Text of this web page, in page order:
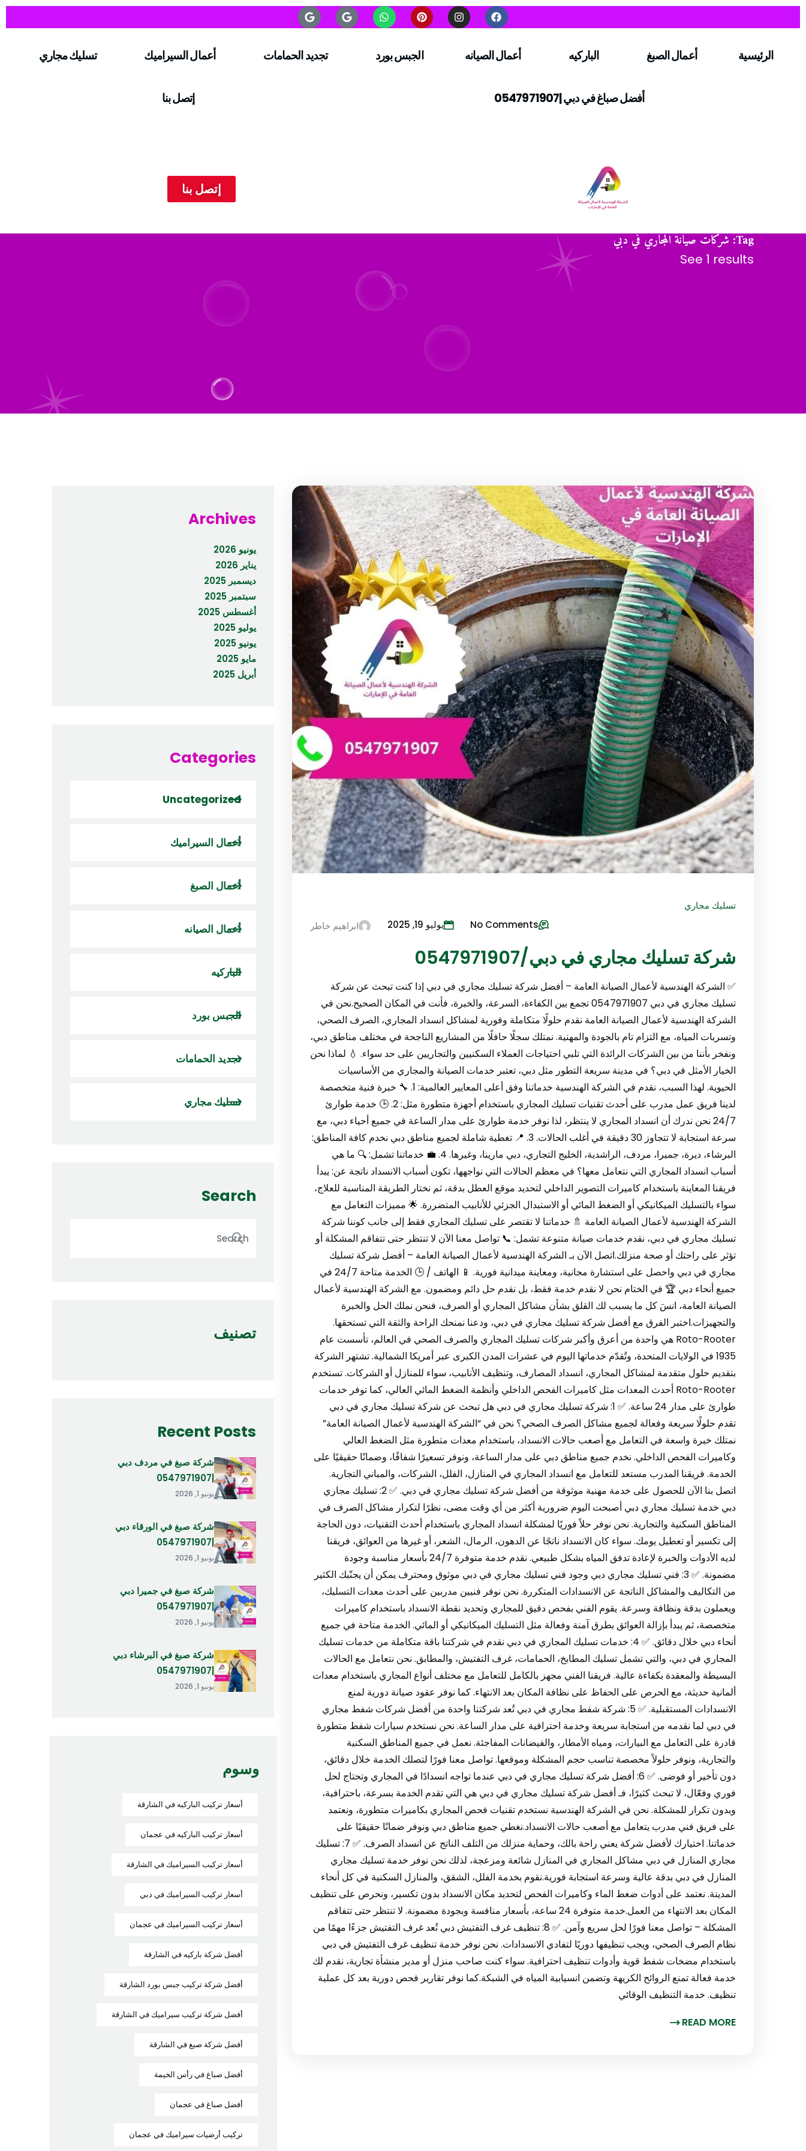
الرئيسية أعمال الصبغ الباركيه أعمال الصيانه الجبس بورد تجديد الحمامات أعمال السيراميك تسليك مجاري
أفضل صباغ في دبي |0547971907 إتصل بنا
إتصل بنا
Tag: شركات صيانة المجاري في دبي
See 1 results
تسليك مجاري
ابراهيم خاطر
يوليو 19, 2025 No Comments
شركة تسليك مجاري في دبي/0547971907
✅ الشركة الهندسية لأعمال الصيانة العامة – أفضل شركة تسليك مجاري في دبي إذا كنت تبحث عن شركة
تسليك مجاري في دبي 0547971907 تجمع بين الكفاءة، السرعة، والخبرة، فأنت في المكان الصحيح.نحن في
الشركة الهندسية لأعمال الصيانة العامة نقدم حلولًا متكاملة وفورية لمشاكل انسداد المجاري، الصرف الصحي،
وتسربات المياه، مع التزام تام بالجودة والمهنية. نمتلك سجلًا حافلًا من المشاريع الناجحة في مختلف مناطق دبي،
ونفخر بأننا من بين الشركات الرائدة التي تلبي احتياجات العملاء السكنيين والتجاريين على حد سواء. 💧 لماذا نحن
الخيار الأمثل في دبي؟ في مدينة سريعة التطور مثل دبي، تعتبر خدمات الصيانة والمجاري من الأساسيات
الحيوية. لهذا السبب، نقدم في الشركة الهندسية خدماتنا وفق أعلى المعايير العالمية: 1. 🔧 خبرة فنية متخصصة
لدينا فريق عمل مدرب على أحدث تقنيات تسليك المجاري باستخدام أجهزة متطورة مثل: 2. 🕒 خدمة طوارئ
24/7 نحن ندرك أن انسداد المجاري لا ينتظر، لذا نوفر خدمة طوارئ على مدار الساعة في جميع أحياء دبي، مع
سرعة استجابة لا تتجاوز 30 دقيقة في أغلب الحالات. 3. 📍 تغطية شاملة لجميع مناطق دبي نخدم كافة المناطق:
البرشاء، ديرة، جميرا، مردف، الراشدية، الخليج التجاري، دبي مارينا، وغيرها. 4. 💼 خدماتنا تشمل: 🔍 ما هي
أسباب انسداد المجاري التي نتعامل معها؟ في معظم الحالات التي نواجهها، تكون أسباب الانسداد ناتجة عن: يبدأ
فريقنا المعاينة باستخدام كاميرات التصوير الداخلي لتحديد موقع العطل بدقة، ثم نختار الطريقة المناسبة للعلاج،
سواء بالتسليك الميكانيكي أو الضغط المائي أو الاستبدال الجزئي للأنابيب المتضررة. 🌟 مميزات التعامل مع
الشركة الهندسية لأعمال الصيانة العامة 🚿 خدماتنا لا تقتصر على تسليك المجاري فقط إلى جانب كوننا شركة
تسليك مجاري في دبي، نقدم خدمات صيانة متنوعة تشمل: 📞 تواصل معنا الآن لا تنتظر حتى تتفاقم المشكلة أو
تؤثر على راحتك أو صحة منزلك.اتصل الآن بـ الشركة الهندسية لأعمال الصيانة العامة – أفضل شركة تسليك
مجاري في دبي واحصل على استشارة مجانية، ومعاينة ميدانية فورية. 📱 الهاتف / 🕒 الخدمة متاحة 24/7 في
جميع أنحاء دبي 🏆 في الختام نحن لا نقدم خدمة فقط، بل نقدم حل دائم ومضمون. مع الشركة الهندسية لأعمال
الصيانة العامة، انسَ كل ما يسبب لك القلق بشأن مشاكل المجاري أو الصرف، فنحن نملك الحل والخبرة
والتجهيزات.اختبر الفرق مع أفضل شركة تسليك مجاري في دبي، ودعنا نمنحك الراحة والثقة التي تستحقها.
Roto-Rooter هي واحدة من أعرق وأكبر شركات تسليك المجاري والصرف الصحي في العالم، تأسست عام
1935 في الولايات المتحدة، وتُقدّم خدماتها اليوم في عشرات المدن الكبرى عبر أمريكا الشمالية. تشتهر الشركة
بتقديم حلول متقدمة لمشاكل المجاري، انسداد المصارف، وتنظيف الأنابيب، سواء للمنازل أو الشركات. تستخدم
Roto-Rooter أحدث المعدات مثل كاميرات الفحص الداخلي وأنظمة الضغط المائي العالي، كما توفر خدمات
طوارئ على مدار 24 ساعة. ✅ 1: شركة تسليك مجاري في دبي هل تبحث عن شركة تسليك مجاري في دبي
تقدم حلولًا سريعة وفعالة لجميع مشاكل الصرف الصحي؟ نحن في “الشركة الهندسية لأعمال الصيانة العامة”
نمتلك خبرة واسعة في التعامل مع أصعب حالات الانسداد، باستخدام معدات متطورة مثل الضغط العالي
وكاميرات الفحص الداخلي. نخدم جميع مناطق دبي على مدار الساعة، ونوفر تسعيرًا شفافًا، وضمانًا حقيقيًا على
الخدمة. فريقنا المدرب مستعد للتعامل مع انسداد المجاري في المنازل، الفلل، الشركات، والمباني التجارية.
اتصل بنا الآن للحصول على خدمة مهنية موثوقة من أفضل شركة تسليك مجاري في دبي. ✅ 2: تسليك مجاري
دبي خدمة تسليك مجاري دبي أصبحت اليوم ضرورية أكثر من أي وقت مضى، نظرًا لتكرار مشاكل الصرف في
المناطق السكنية والتجارية. نحن نوفر حلاً فوريًا لمشكلة انسداد المجاري باستخدام أحدث التقنيات، دون الحاجة
إلى تكسير أو تعطيل يومك. سواء كان الانسداد ناتجًا عن الدهون، الرمال، الشعر، أو غيرها من العوائق، فريقنا
لديه الأدوات والخبرة لإعادة تدفق المياه بشكل طبيعي. نقدم خدمة متوفرة 24/7 بأسعار مناسبة وجودة
مضمونة. ✅ 3: فني تسليك مجاري دبي وجود فني تسليك مجاري في دبي موثوق ومحترف يمكن أن يجنّبك الكثير
من التكاليف والمشاكل الناتجة عن الانسدادات المتكررة. نحن نوفر فنيين مدربين على أحدث معدات التسليك،
ويعملون بدقة ونظافة وسرعة. يقوم الفني بفحص دقيق للمجاري وتحديد نقطة الانسداد باستخدام كاميرات
متخصصة، ثم يبدأ بإزالة العوائق بطرق آمنة وفعالة مثل التسليك الميكانيكي أو المائي. الخدمة متاحة في جميع
أنحاء دبي خلال دقائق. ✅ 4: خدمات تسليك المجاري في دبي نقدم في شركتنا باقة متكاملة من خدمات تسليك
المجاري في دبي، والتي تشمل تسليك المطابخ، الحمامات، غرف التفتيش، والمطابق. نحن نتعامل مع الحالات
البسيطة والمعقدة بكفاءة عالية. فريقنا الفني مجهز بالكامل للتعامل مع مختلف أنواع المجاري باستخدام معدات
ألمانية حديثة، مع الحرص على الحفاظ على نظافة المكان بعد الانتهاء. كما نوفر عقود صيانة دورية لمنع
الانسدادات المستقبلية. ✅ 5: شركة شفط مجاري في دبي تُعد شركتنا واحدة من أفضل شركات شفط مجاري
في دبي لما نقدمه من استجابة سريعة وخدمة احترافية على مدار الساعة. نحن نستخدم سيارات شفط متطورة
قادرة على التعامل مع البيارات، ومياه الأمطار، والفيضانات المفاجئة. نعمل في جميع المناطق السكنية
والتجارية، ونوفر حلولاً مخصصة تناسب حجم المشكلة وموقعها. تواصل معنا فورًا لتصلك الخدمة خلال دقائق،
دون تأخير أو فوضى. ✅ 6: أفضل شركة تسليك مجاري في دبي عندما تواجه انسدادًا في المجاري وتحتاج لحل
فوري وفعّال، لا تبحث كثيرًا، فـ أفضل شركة تسليك مجاري في دبي هي التي تقدم الخدمة بسرعة، باحترافية،
وبدون تكرار للمشكلة. نحن في الشركة الهندسية نستخدم تقنيات فحص المجاري بكاميرات متطورة، ونعتمد
على فريق فني مدرب يتعامل مع أصعب حالات الانسداد.نغطي جميع مناطق دبي ونوفر ضمانًا حقيقيًا على
خدماتنا. اختيارك لأفضل شركة يعني راحة بالك، وحماية منزلك من التلف الناتج عن انسداد الصرف. ✅ 7: تسليك
مجاري المنازل في دبي مشاكل المجاري في المنازل شائعة ومزعجة، لذلك نحن نوفر خدمة تسليك مجاري
المنازل في دبي بدقة عالية وسرعة استجابة فورية.نقوم بخدمة الفلل، الشقق، والمنازل السكنية في كل أنحاء
المدينة. نعتمد على أدوات ضغط الماء وكاميرات الفحص لتحديد مكان الانسداد بدون تكسير، ونحرص على تنظيف
المكان بعد الانتهاء من العمل.خدمة متوفرة 24 ساعة، بأسعار منافسة وبجودة مضمونة. لا تنتظر حتى تتفاقم
المشكلة – تواصل معنا فورًا لحل سريع وآمن. ✅ 8: تنظيف غرف التفتيش دبي تُعد غرف التفتيش جزءًا مهمًا من
نظام الصرف الصحي، ويجب تنظيفها دوريًا لتفادي الانسدادات. نحن نوفر خدمة تنظيف غرف التفتيش في دبي
باستخدام مضخات شفط قوية وأدوات تنظيف احترافية. سواء كنت صاحب منزل أو مدير منشأة تجارية، نقدم لك
خدمة فعالة تمنع الروائح الكريهة وتضمن انسيابية المياه في الشبكة.كما نوفر تقارير فحص دورية بعد كل عملية
تنظيف. خدمة التنظيف الوقائي
READ MORE
Archives
يونيو 2026
يناير 2026
ديسمبر 2025
سبتمبر 2025
أغسطس 2025
يوليو 2025
يونيو 2025
مايو 2025
أبريل 2025
Categories
Uncategorized
أعمال السيراميك
أعمال الصبغ
أعمال الصيانه
الباركيه
الجبس بورد
تجديد الحمامات
تسليك مجاري
Search
تصنيف
Recent Posts
شركة صبغ في مردف دبي
يونيو 1, 2026
شركة صبغ في الورقاء دبي
يونيو 1, 2026
شركة صبغ في جميرا دبي
يونيو 1, 2026
شركة صبغ في البرشاء دبي
يونيو 1, 2026
وسوم
أسعار تركيب الباركيه في الشارقة
أسعار تركيب الباركيه في عجمان
أسعار تركيب السيراميك في الشارقة
أسعار تركيب السيراميك في دبي
أسعار تركيب السيراميك في عجمان
أفضل شركة باركيه في الشارقة
أفضل شركة تركيب جبس بورد الشارقة
أفضل شركة تركيب سيراميك في الشارقة
أفضل شركة صبغ في الشارقة
أفضل صباغ في رأس الخيمة
أفضل صباغ في عجمان
تركيب أرضيات سيراميك في عجمان